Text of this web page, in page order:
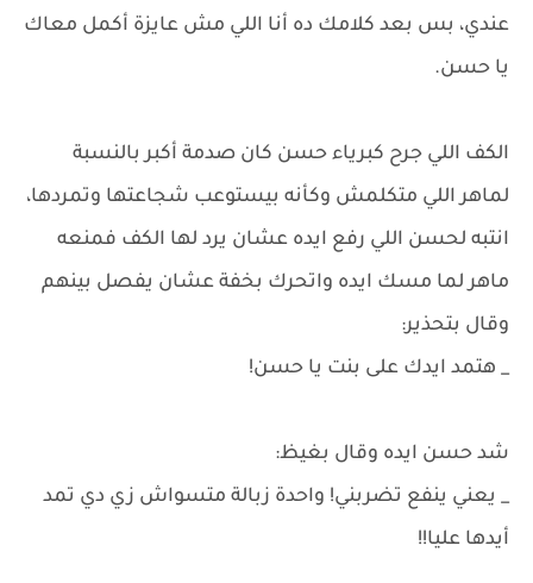
عندي، بس بعد كلامك ده أنا اللي مش عايزة أكمل معاك
يا حسن.
الكف اللي جرح كبرياء حسن كان صدمة أكبر بالنسبة
لماهر اللي متكلمش وكأنه بيستوعب شجاعتها وتمردها،
انتبه لحسن اللي رفع ايده عشان يرد لها الكف فمنعه
ماهر لما مسك ايده واتحرك بخفة عشان يفصل بينهم
وقال بتحذير:
_ هتمد ايدك على بنت يا حسن!
شد حسن ايده وقال بغيظ:
_ يعني ينفع تضربني! واحدة زبالة متسواش زي دي تمد
أيدها عليا!!